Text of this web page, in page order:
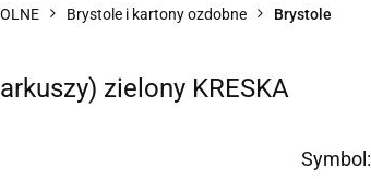
Brystole i kartony ozdobne Brystole
zielony KRESKA
Symbol: